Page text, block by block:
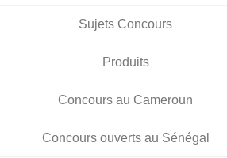
Sujets Concours
Produits
Concours au Cameroun
Concours ouverts au Sénégal